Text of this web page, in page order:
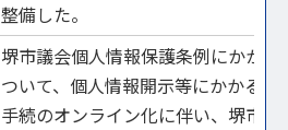
整備した。
堺市議会個人情報保護条例にかかる
ついて、個人情報開示等にかかる各
手続のオンライン化に伴い、堺市電